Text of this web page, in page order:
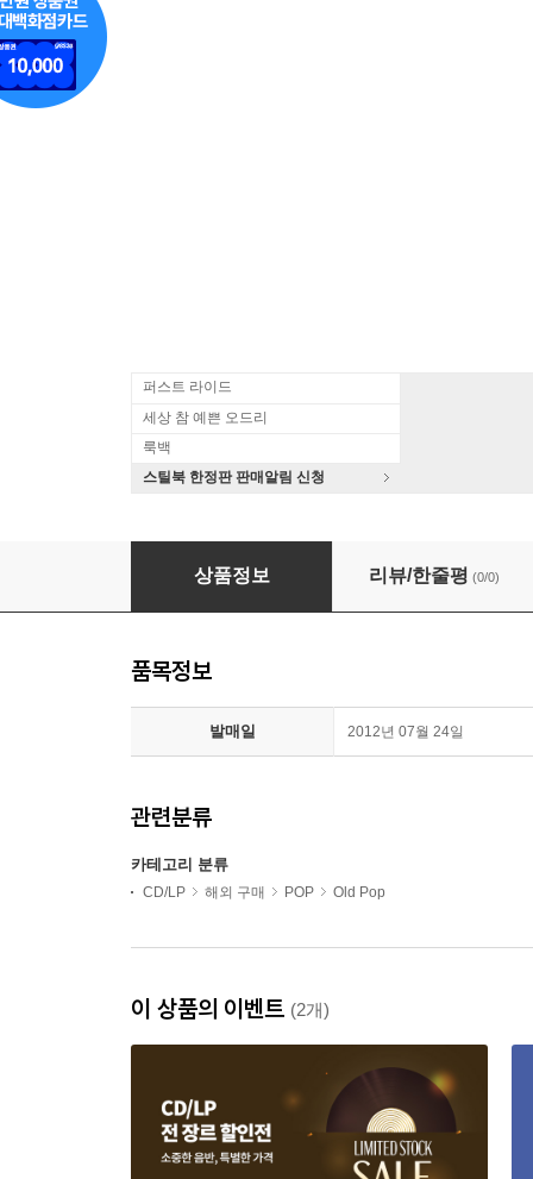
퍼스트 라이드
세상 참 예쁜 오드리
룩백
스틸북 한정판 판매알림 신청
Neil Sedaka - Show Goes on: Live at the
상품정보 리뷰/한줄평 (0/0)
품목정보
발매일 2012년 07월 24일
관련분류
카테고리 분류
CD/LP 해외 구매 POP Old Pop
이 상품의 이벤트 (2개)